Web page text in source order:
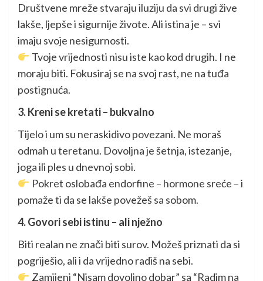
Društvene mreže stvaraju iluziju da svi drugi žive
lakše, ljepše i sigurnije živote. Ali istina je – svi
imaju svoje nesigurnosti.
Tvoje vrijednosti nisu iste kao kod drugih. I ne
moraju biti. Fokusiraj se na svoj rast, ne na tuđa
postignuća.
3. Kreni se kretati – bukvalno
Tijelo i um su neraskidivo povezani. Ne moraš
odmah u teretanu. Dovoljna je šetnja, istezanje,
joga ili ples u dnevnoj sobi.
Pokret oslobađa endorfine – hormone sreće – i
pomaže ti da se lakše povežeš sa sobom.
4. Govori sebi istinu – ali nježno
Biti realan ne znači biti surov. Možeš priznati da si
pogriješio, ali i da vrijedno radiš na sebi.
Zamijeni “Nisam dovoljno dobar” sa “Radim na